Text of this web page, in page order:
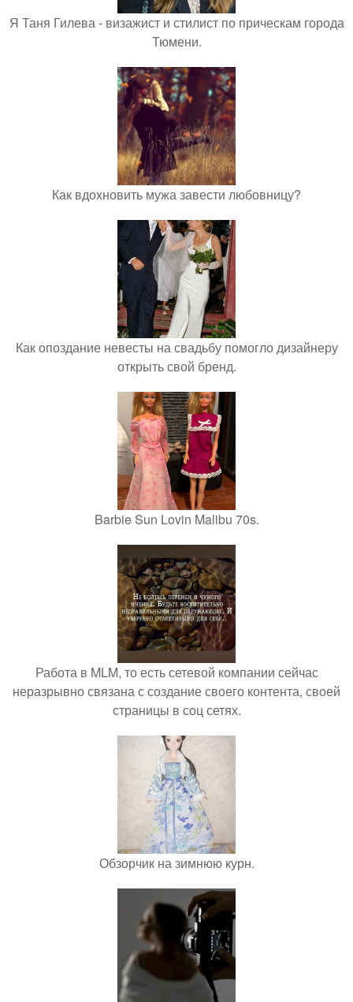
Я Таня Гилева - визажист и стилист по прическам города
Тюмени.
Как вдохновить мужа завести любовницу?
Как опоздание невесты на свадьбу помогло дизайнеру
открыть свой бренд.
Barbie Sun Lovin Malibu 70s.
Работа в MLM, то есть сетевой компании сейчас
неразрывно связана с создание своего контента, своей
страницы в соц сетях.
Обзорчик на зимнюю курн.